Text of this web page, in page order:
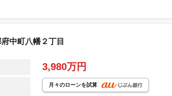
中町八幡２丁目
3,980万円
月々のローンを試算